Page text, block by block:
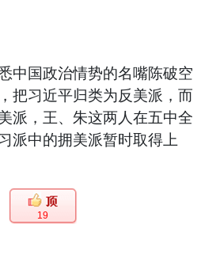
中国政治情势的名嘴陈破空
把习近平归类为反美派，而
派，王、朱这两人在五中全
派中的拥美派暂时取得上
19